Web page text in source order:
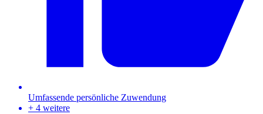
Umfassende persönliche Zuwendung
+ 4 weitere